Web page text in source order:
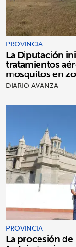
PROVINCIA
La Diputación
tratamientos
mosquitos en
DIARIO AVANZA
PROVINCIA
La procesión